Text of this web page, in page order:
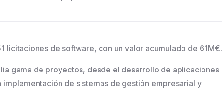
licitaciones de software, con un valor acumulado de 61M€.
gama de proyectos, desde el desarrollo de aplicaciones
de sistemas de gestión empresarial y